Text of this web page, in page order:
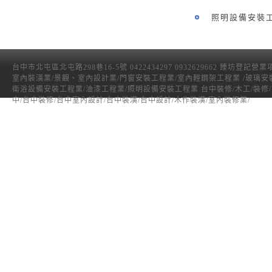
照明設備安裝
台中市北屯區北屯路298巷16-5號 0422434297 0932629662 臻坊登記營業
室內裝潢業/景觀、室內設計業/門窗安裝工程業/室內輕鋼架工程業 /玻璃安
衛浴設備安裝工程業/油漆工程業/照明設備安裝工程業 台中裝修/木工/裝修
中/台中裝修/台中室內設計/台中裝潢/台中設計/木作裝潢/室內裝修業/